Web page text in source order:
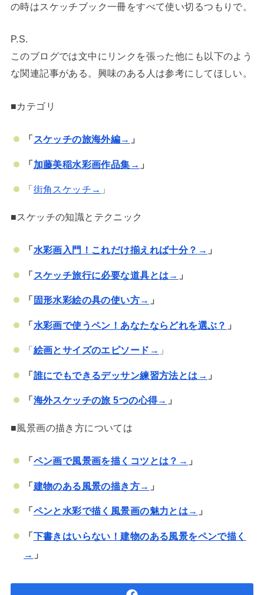
の時はスケッチブック一冊をすべて使い切るつもりで。
P.S.
このブログでは文中にリンクを張った他にも以下のよう
な関連記事がある。興味のある人は参考にしてほしい。
■カテゴリ
「 スケッチの旅海外編→ 」
「加藤美稲水彩画作品集→ 」
「街角スケッチ→ 」
■スケッチの知識とテクニック
「水彩画入門！これだけ揃えれば十分？ → 」
「 スケッチ旅行に必要な道具とは → 」
「 固形水彩絵の具の使い方→ 」
「水彩画で使うペン！あなたならどれを選ぶ？ 」
「絵画とサイズのエピソード → 」
「誰にでもできるデッサン練習方法とは→ 」
「海外スケッチの旅 5つの心得→ 」
■風景画の描き方については
「ペン画で風景画を描くコツとは？→ 」
「建物のある風景の描き方→ 」
「ペンと水彩で描く風景画の魅力とは → 」
「下書きはいらない！建物のある風景をペンで描く
→ 」